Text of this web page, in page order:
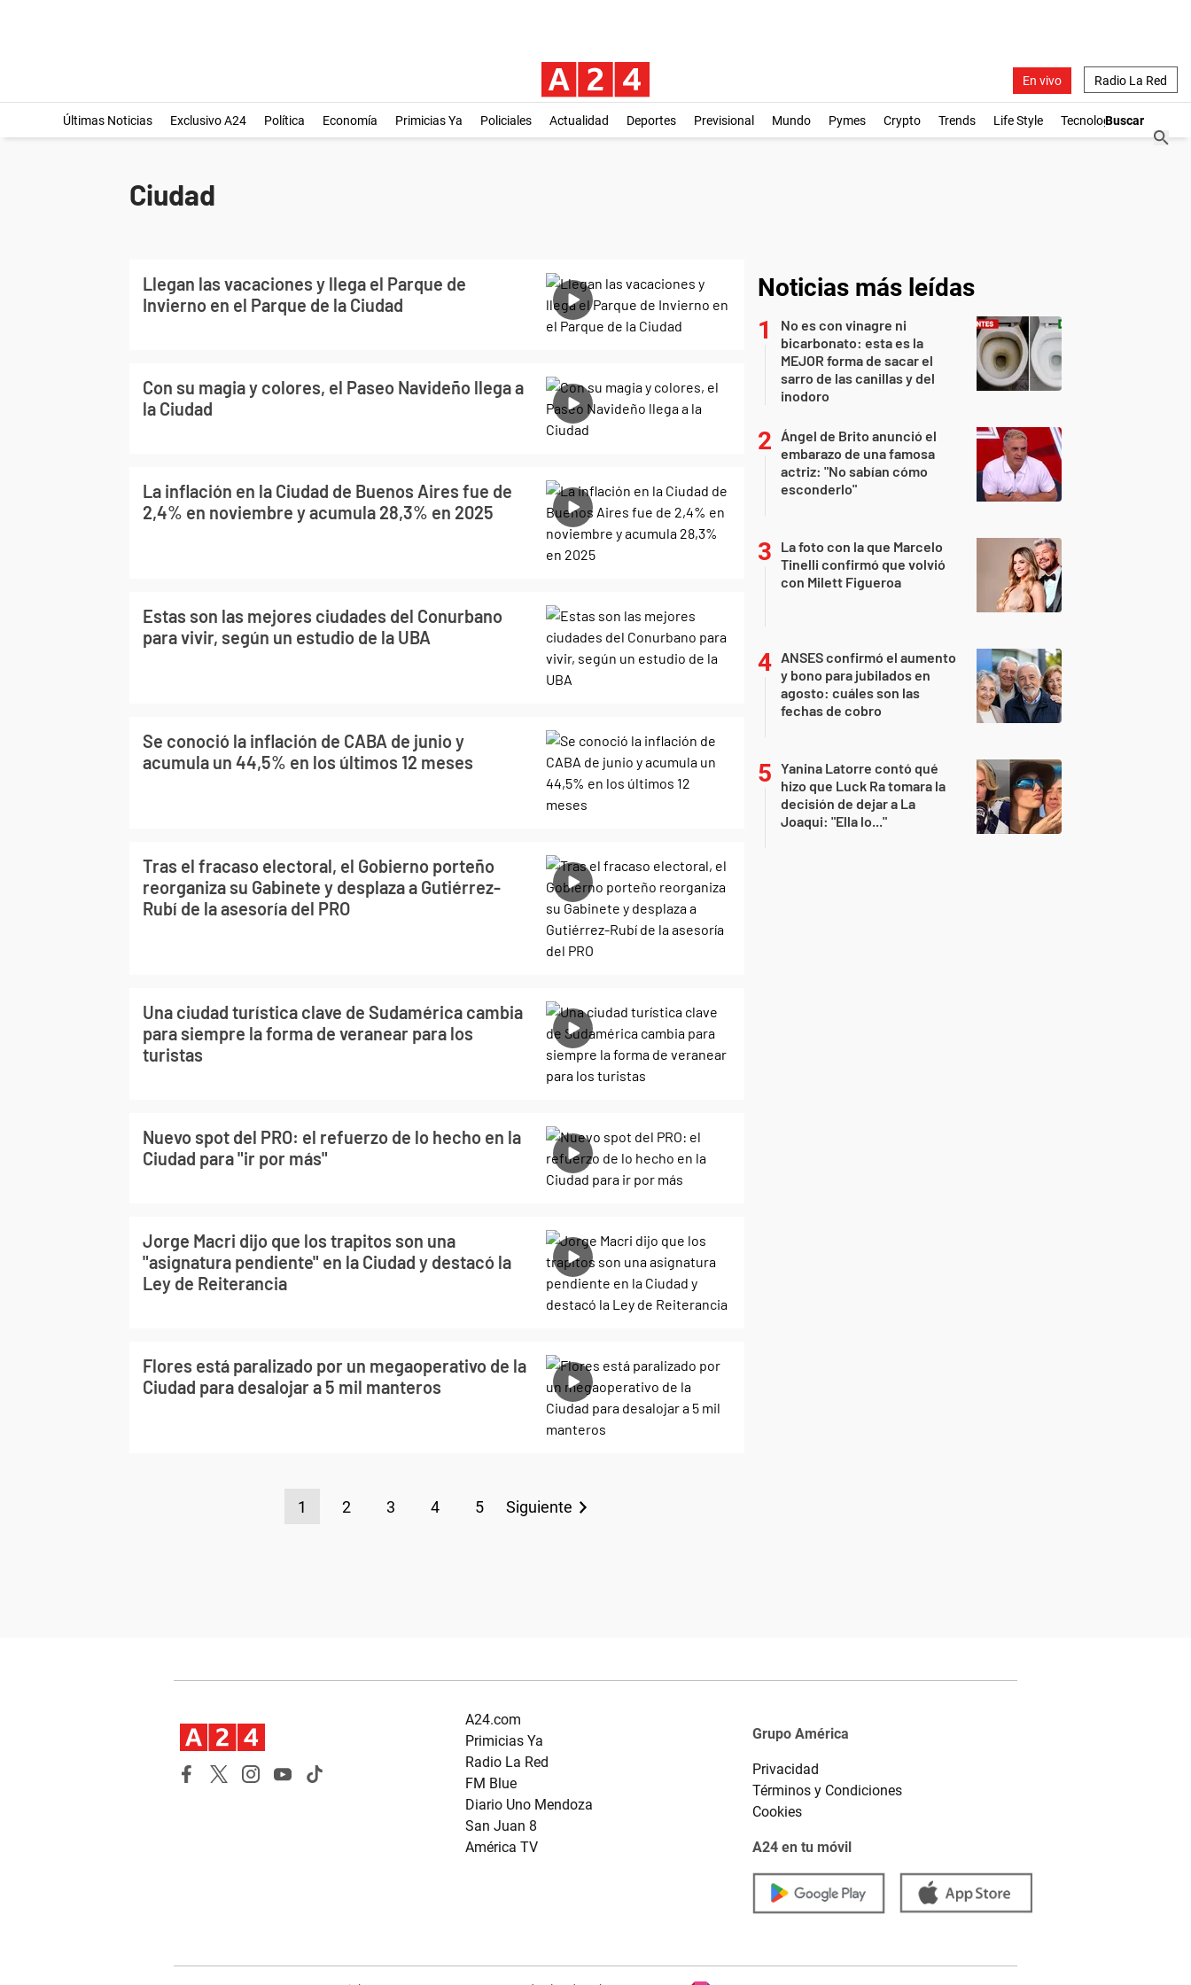
En vivo Radio La Red
Últimas Noticias Exclusivo A24 Política Economía Primicias Ya Policiales Actualidad Deportes Previsional Mundo Pymes Crypto Trends Life Style Tecnología
Ciudad
Llegan las vacaciones y llega el Parque de
Invierno en el Parque de la Ciudad
Con su magia y colores, el Paseo Navideño llega a
la Ciudad
La inflación en la Ciudad de Buenos Aires fue de
2,4% en noviembre y acumula 28,3% en 2025
Estas son las mejores ciudades del Conurbano
para vivir, según un estudio de la UBA
Se conoció la inflación de CABA de junio y
acumula un 44,5% en los últimos 12 meses
Tras el fracaso electoral, el Gobierno porteño
reorganiza su Gabinete y desplaza a Gutiérrez-
Rubí de la asesoría del PRO
Una ciudad turística clave de Sudamérica cambia
para siempre la forma de veranear para los
turistas
Nuevo spot del PRO: el refuerzo de lo hecho en la
Ciudad para "ir por más"
Jorge Macri dijo que los trapitos son una
"asignatura pendiente" en la Ciudad y destacó la
Ley de Reiterancia
Flores está paralizado por un megaoperativo de la
Ciudad para desalojar a 5 mil manteros
1 2 3 4 5 Siguiente
Noticias más leídas
No es con vinagre ni
bicarbonato: esta es la
MEJOR forma de sacar el
sarro de las canillas y del
inodoro
Ángel de Brito anunció el
embarazo de una famosa
actriz: "No sabían cómo
esconderlo"
La foto con la que Marcelo
Tinelli confirmó que volvió
con Milett Figueroa
ANSES confirmó el aumento
y bono para jubilados en
agosto: cuáles son las
fechas de cobro
Yanina Latorre contó qué
hizo que Luck Ra tomara la
decisión de dejar a La
Joaqui: "Ella lo..."
A24.com
Primicias Ya
Radio La Red
FM Blue
Diario Uno Mendoza
San Juan 8
América TV
Grupo América
Privacidad
Términos y Condiciones
Cookies
A24 en tu móvil